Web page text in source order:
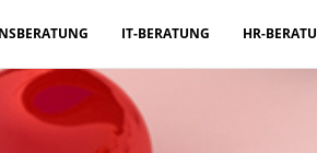
IT-BERATUNG HR-